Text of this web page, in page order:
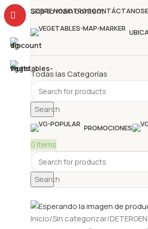
Skip to main content
SOBRE NOSOTROSCONTÁCTANOS
Todas las Categorías
Search
PROMOCIONES
0 items
Search
Inicio Sin categorizar